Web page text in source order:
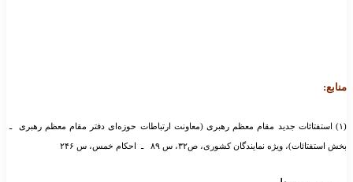
(۱) استفتائات جدید مقام معظم رهبری (معاونت ارتباطات حوزه‌ای دفتر مقام معظم رهبری ـ
استفتائات)، ویژه نمایندگان کشوری، ص۳۲، س ۸۹ ـ احکام خمس، س ۲۴۶